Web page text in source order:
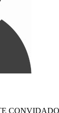
CONVIDADO